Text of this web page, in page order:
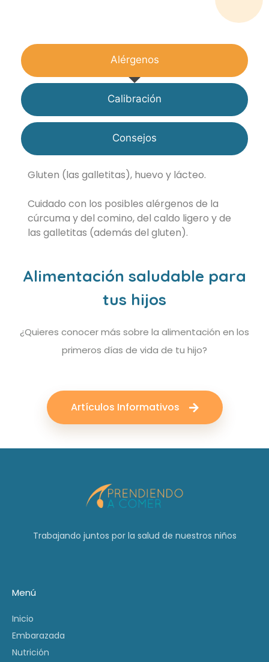
Alérgenos
Calibración
Consejos
Gluten (las galletitas), huevo y lácteo.
Cuidado con los posibles alérgenos de la
cúrcuma y del comino, del caldo ligero y de
las galletitas (además del gluten).
Alimentación saludable para
tus hijos
¿Quieres conocer más sobre la alimentación en los
primeros días de vida de tu hijo?
Artículos Informativos
Trabajando juntos por la salud de nuestros niños
Menú
Inicio
Embarazada
Nutrición